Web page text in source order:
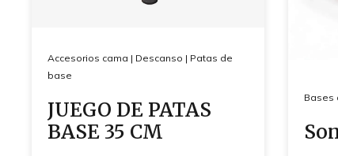
Accesorios cama | Descanso | Patas de
base
JUEGO DE PATAS
BASE 35 CM
Bases